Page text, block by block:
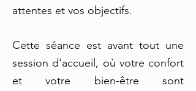
attentes et vos objectifs.
Cette séance est avant tout une
session d'accueil, où votre confort
et votre bien-être sont